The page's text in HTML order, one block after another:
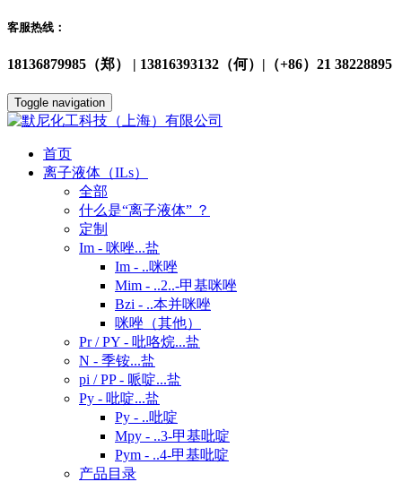
客服热线：
18136879985（郑） | 13816393132（何）|（+86）21 38228895
Toggle navigation
首页
离子液体（ILs）
全部
什么是“离子液体” ？
定制
Im - 咪唑...盐
Im - ..咪唑
Mim - ..2..-甲基咪唑
Bzi - ..本并咪唑
咪唑（其他）
Pr / PY - 吡咯烷...盐
N - 季铵...盐
pi / PP - 哌啶...盐
Py - 吡啶...盐
Py - ..吡啶
Mpy - ..3-甲基吡啶
Pym - ..4-甲基吡啶
产品目录